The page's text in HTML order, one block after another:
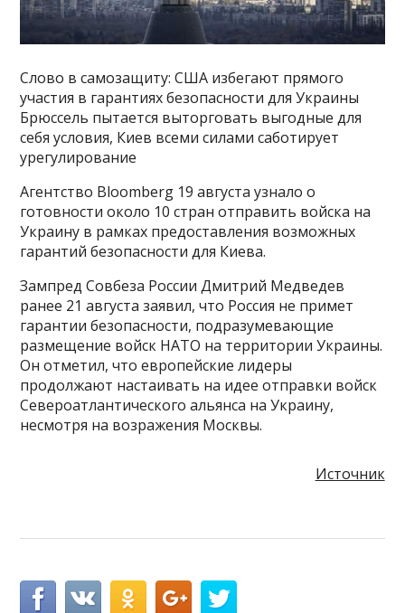
Слово в самозащиту: США избегают прямого
участия в гарантиях безопасности для Украины
Брюссель пытается выторговать выгодные для
себя условия, Киев всеми силами саботирует
урегулирование
Агентство Bloomberg 19 августа узнало о
готовности около 10 стран отправить войска на
Украину в рамках предоставления возможных
гарантий безопасности для Киева.
Зампред Совбеза России Дмитрий Медведев
ранее 21 августа заявил, что Россия не примет
гарантии безопасности, подразумевающие
размещение войск НАТО на территории Украины.
Он отметил, что европейские лидеры
продолжают настаивать на идее отправки войск
Североатлантического альянса на Украину,
несмотря на возражения Москвы.
Источник